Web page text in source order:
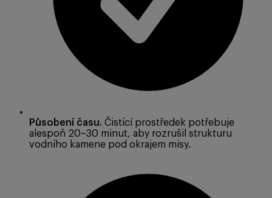
Působení času. Čistící prostředek potřebuje
alespoň 20–30 minut, aby rozrušil strukturu
vodního kamene pod okrajem mísy.